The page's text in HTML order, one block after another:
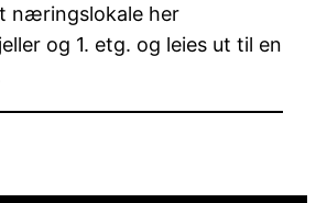
næringslokale her
og 1. etg. og leies ut til en